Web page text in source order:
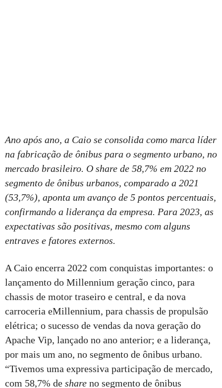
Ano após ano, a Caio se consolida como marca líder
na fabricação de ônibus para o segmento urbano, no
mercado brasileiro. O share de 58,7% em 2022 no
segmento de ônibus urbanos, comparado a 2021
(53,7%), aponta um avanço de 5 pontos percentuais,
confirmando a liderança da empresa. Para 2023, as
expectativas são positivas, mesmo com alguns
entraves e fatores externos.
A Caio encerra 2022 com conquistas importantes: o
lançamento do Millennium geração cinco, para
chassis de motor traseiro e central, e da nova
carroceria eMillennium, para chassis de propulsão
elétrica; o sucesso de vendas da nova geração do
Apache Vip, lançado no ano anterior; e a liderança,
por mais um ano, no segmento de ônibus urbano.
“Tivemos uma expressiva participação de mercado,
com 58,7% de share no segmento de ônibus